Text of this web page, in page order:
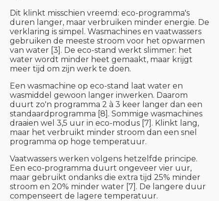
Dit klinkt misschien vreemd: eco-programma's
duren langer, maar verbruiken minder energie. De
verklaring is simpel. Wasmachines en vaatwassers
gebruiken de meeste stroom voor het opwarmen
van water [3]. De eco-stand werkt slimmer: het
water wordt minder heet gemaakt, maar krijgt
meer tijd om zijn werk te doen.
Een wasmachine op eco-stand laat water en
wasmiddel gewoon langer inwerken. Daarom
duurt zo'n programma 2 à 3 keer langer dan een
standaardprogramma [8]. Sommige wasmachines
draaien wel 3,5 uur in eco-modus [7]. Klinkt lang,
maar het verbruikt minder stroom dan een snel
programma op hoge temperatuur.
Vaatwassers werken volgens hetzelfde principe.
Een eco-programma duurt ongeveer vier uur,
maar gebruikt ondanks die extra tijd 25% minder
stroom en 20% minder water [7]. De langere duur
compenseert de lagere temperatuur.